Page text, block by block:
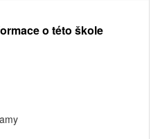
o této škole